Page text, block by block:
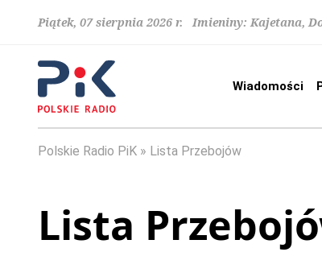
Piątek, 07 sierpnia 2026 r. Imieniny: Kajetana,
Wiadomości
Polskie Radio PiK Lista Przebojów
Lista